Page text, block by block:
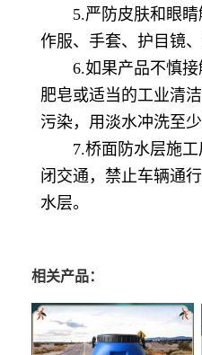
5.严防皮肤和眼睛
作服、手套、护目镜、
6.如果产品不慎接
肥皂或适当的工业清
污染，用淡水冲洗至
7.桥面防水层施工
闭交通，禁止车辆通
水层。
相关产品：